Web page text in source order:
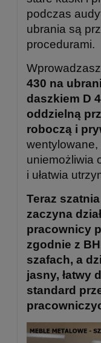
podczas
ubrania są
procedurami.
Wprowadzasz
430 na
daszkiem D
oddzielną
roboczą i
wentylowane,
uniemożliwia
i ułatwia
Teraz
zaczyna
pracownicy
zgodnie z
szafach, a
jasny, łatwy
standard